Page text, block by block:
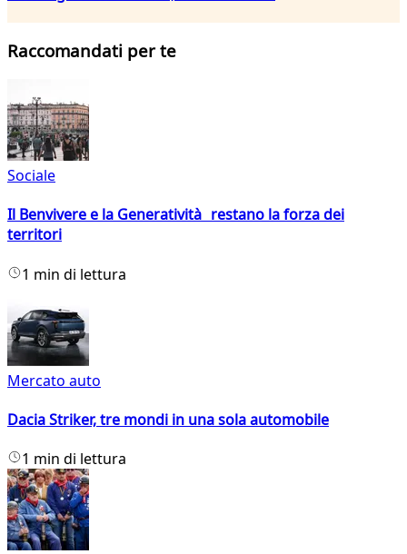
Raccomandati per te
Sociale
Il Benvivere e la Generatività restano la forza dei
territori
1 min di lettura
Mercato auto
Dacia Striker, tre mondi in una sola automobile
1 min di lettura